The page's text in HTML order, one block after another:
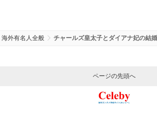
海外有名人全般 チャールズ皇太子とダイアナ妃の結
ページの先頭へ